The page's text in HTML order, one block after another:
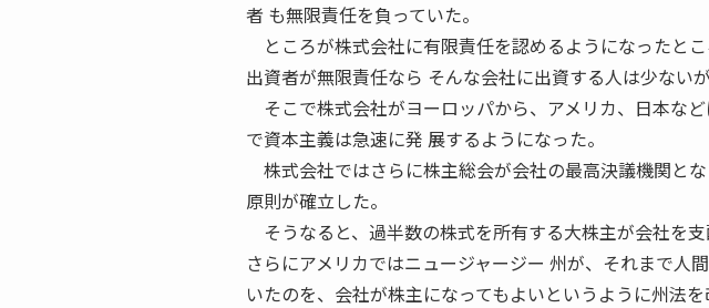
者 も無限責任を負っていた。
ところが株式会社に有限責任を認めるようになったと
出資者が無限責任なら そんな会社に出資する人は少ない
そこで株式会社がヨーロッパから、アメリカ、日本な
で資本主義は急速に発 展するようになった。
株式会社ではさらに株主総会が会社の最高決議機関と
原則が確立した。
そうなると、過半数の株式を所有する大株主が会社を支
さらにアメリカではニュージャージー 州が、それまで人
いたのを、会社が株主になってもよいというように州法を